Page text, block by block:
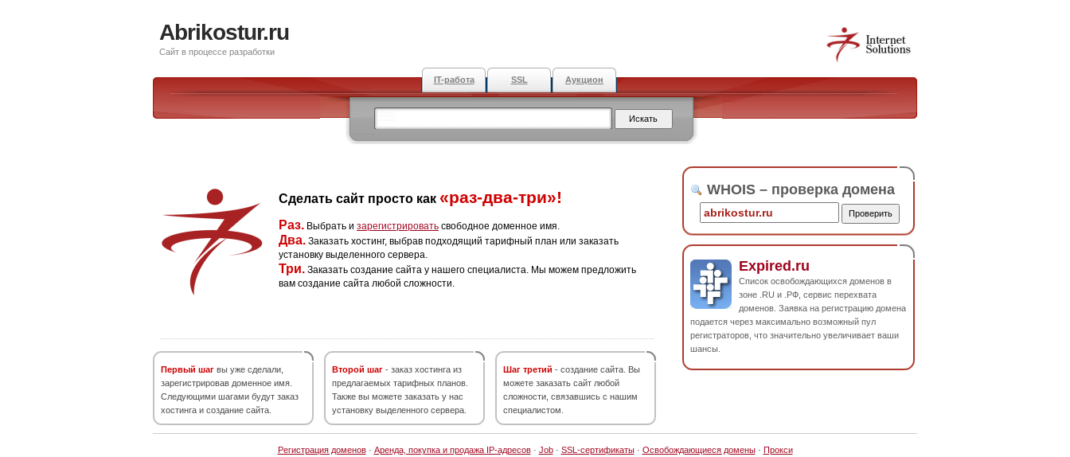
Abrikostur.ru
Сайт в процессе разработки
IT-работа SSL Аукцион
Сделать сайт просто как «раз-два-три»!
Раз. Выбрать и зарегистрировать свободное доменное имя.
Два. Заказать хостинг, выбрав подходящий тарифный план или заказать
установку выделенного сервера.
Три. Заказать создание сайта у нашего специалиста. Мы можем предложить
вам создание сайта любой сложности.
Первый шаг вы уже сделали,
зарегистрировав доменное имя.
Следующими шагами будут заказ
хостинга и создание сайта.
Второй шаг - заказ хостинга из
предлагаемых тарифных планов.
Также вы можете заказать у нас
установку выделенного сервера.
Шаг третий - создание сайта. Вы
можете заказать сайт любой
сложности, связавшись с нашим
специалистом.
WHOIS – проверка домена
Expired.ru
Список освобождающихся доменов в
зоне .RU и .РФ, сервис перехвата
доменов. Заявка на регистрацию домена
подается через максимально возможный пул
регистраторов, что значительно увеличивает ваши
шансы.
Регистрация доменов· Аренда, покупка и продажа IP-адресов· Job· SSL-сертификаты· Освобождающиеся домены· Прокси